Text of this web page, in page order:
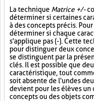
La technique Matrice +/-
déterminer si certaines
à des concepts précis.
déterminer si chaque
s'applique pas (-). Cette
pour distinguer deux
se distinguent par la
clés. Il est possible que
caractéristique, tout
soit absente de l'un des
devient pour les élèves
concepts ou des objets